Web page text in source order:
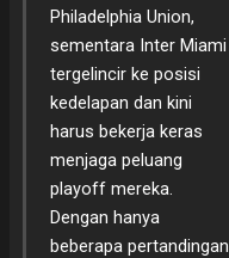
Philadelphia Union,
sementara Inter Miami
tergelincir ke posisi
kedelapan dan kini
harus bekerja keras
menjaga peluang
playoff mereka.
Dengan hanya
beberapa pertandingan